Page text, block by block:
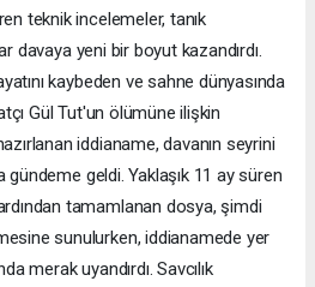
teknik incelemeler, tanık
davaya yeni bir boyut kazandırdı.
kaybeden ve sahne dünyasında
Gül Tut'un ölümüne ilişkin
iddianame, davanın seyrini
gündeme geldi. Yaklaşık 11 ay süren
tamamlanan dosya, şimdi
sunulurken, iddianamede yer
merak uyandırdı. Savcılık